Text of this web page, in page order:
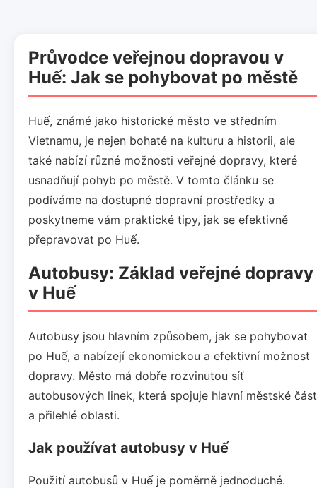
Průvodce veřejnou dopravou v
Huế: Jak se pohybovat po městě
Huế, známé jako historické město ve středním
Vietnamu, je nejen bohaté na kulturu a historii, ale
také nabízí různé možnosti veřejné dopravy, které
usnadňují pohyb po městě. V tomto článku se
podíváme na dostupné dopravní prostředky a
poskytneme vám praktické tipy, jak se efektivně
přepravovat po Huế.
Autobusy: Základ veřejné dopravy
v Huế
Autobusy jsou hlavním způsobem, jak se pohybovat
po Huế, a nabízejí ekonomickou a efektivní možnost
dopravy. Město má dobře rozvinutou síť
autobusových linek, která spojuje hlavní městské
a přilehlé oblasti.
Jak používat autobusy v Huế
Použití autobusů v Huế je poměrně jednoduché.